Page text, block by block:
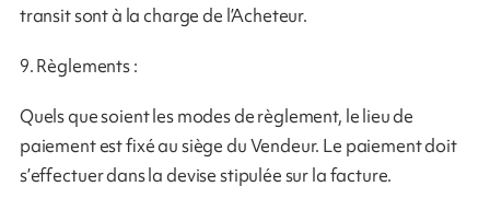
transit sont à la charge de l’Acheteur.
9. Règlements :
Quels que soient les modes de règlement, le lieu de
paiement est fixé au siège du Vendeur. Le paiement doit
s’effectuer dans la devise stipulée sur la facture.